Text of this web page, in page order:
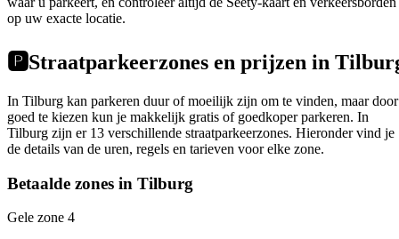
op uw exacte locatie.
🅿️Straatparkeerzones en prijzen in
In Tilburg kan parkeren duur of moeilijk zijn om te vinden, maar door
goed te kiezen kun je makkelijk gratis of goedkoper parkeren. In
Tilburg zijn er 13 verschillende straatparkeerzones. Hieronder vind je
de details van de uren, regels en tarieven voor elke zone.
Betaalde zones in Tilburg
Gele zone 4